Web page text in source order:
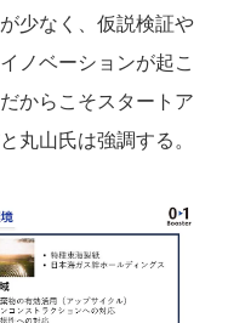
少なく、仮説検証や
ノベーションが起こ
からこそスタートア
丸山氏は強調する。